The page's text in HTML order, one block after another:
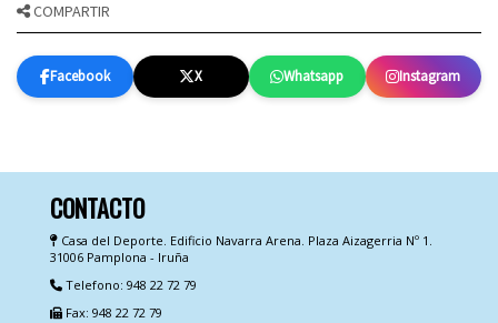
COMPARTIR
Facebook X Whatsapp Instagram
CONTACTO
Casa del Deporte. Edificio Navarra Arena. Plaza Aizagerria Nº 1.
31006 Pamplona - Iruña
Telefono: 948 22 72 79
Fax: 948 22 72 79